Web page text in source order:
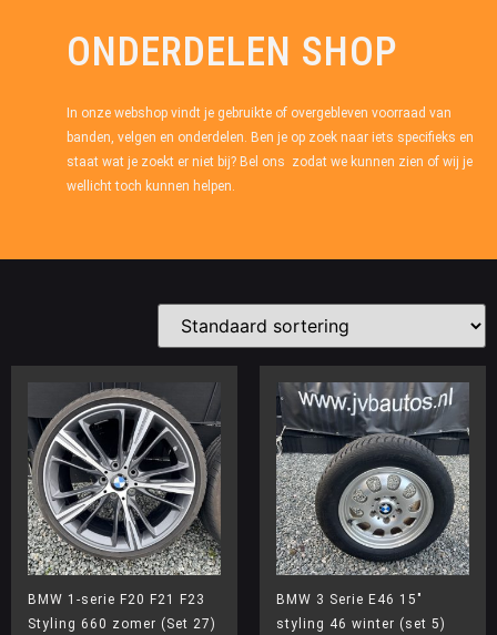
ONDERDELEN SHOP
In onze webshop vindt je gebruikte of overgebleven voorraad van
banden, velgen en onderdelen. Ben je op zoek naar iets specifieks en
staat wat je zoekt er niet bij? Bel ons zodat we kunnen zien of wij je
wellicht toch kunnen helpen.
BMW 1-serie F20 F21 F23
Styling 660 zomer (Set 27)
BMW 3 Serie E46 15″
styling 46 winter (set 5)